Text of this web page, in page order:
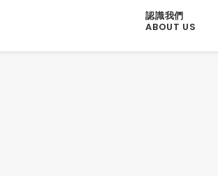
認識我們
ABOUT US